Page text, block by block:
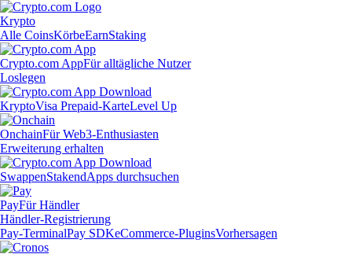
Krypto
Alle CoinsKörbeEarnStaking
Crypto.com AppFür alltägliche Nutzer
Loslegen
KryptoVisa Prepaid-KarteLevel Up
OnchainFür Web3-Enthusiasten
Erweiterung erhalten
SwappenStakendApps durchsuchen
PayFür Händler
Händler-Registrierung
Pay-TerminalPay SDKeCommerce-PluginsVorhersagen